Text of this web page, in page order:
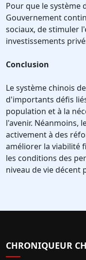
Pour que le système
Gouvernement
sociaux, de stimuler
investissements
Conclusion
Le système chinois
d'importants défis
population et à la
l'avenir. Néanmoins,
activement à des
améliorer la viabilité
les conditions des
niveau de vie
CHRONIQUEUR